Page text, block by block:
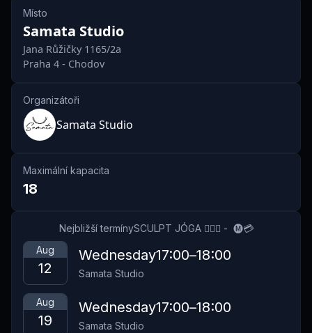
Místo
Samata Studio
Jana Růžičky 1165/2a
Praha 4 - Chodov
Organizátoři
Samata Studio
Maximální kapacita
18
Nejbližší termínySCULPT JÓGA 🏋🏻‍♀️ -  🅜💳
Aug
12
Wednesday17:00–18:00
Samata Studio
Aug
19
Wednesday17:00–18:00
Samata Studio